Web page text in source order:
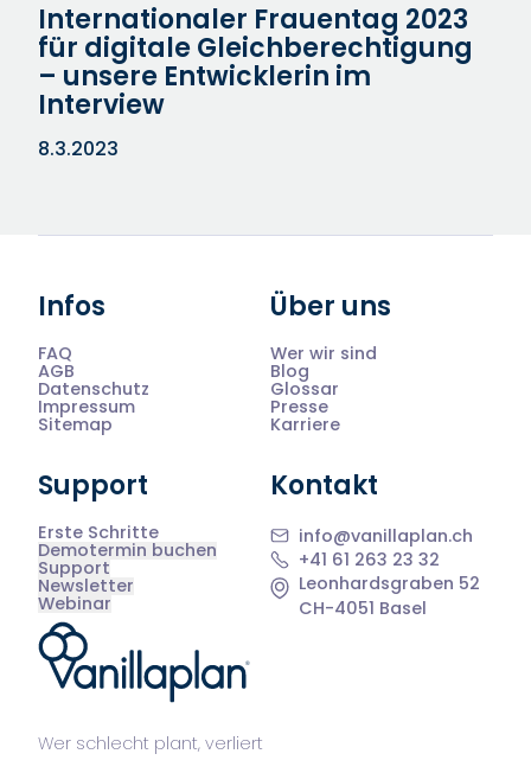
Internationaler Frauentag 2023
für digitale Gleichberechtigung
– unsere Entwicklerin im
Interview
8.3.2023
®
Wer schlecht plant, verliert
Infos
FAQ
AGB
Datenschutz
Impressum
Sitemap
Über uns
Wer wir sind
Blog
Glossar
Presse
Karriere
Support
Erste Schritte
Demotermin buchen
Support
Newsletter
Webinar
Kontakt
info@vanillaplan.ch
+41 61 263 23 32
Leonhardsgraben 52
CH-4051 Basel